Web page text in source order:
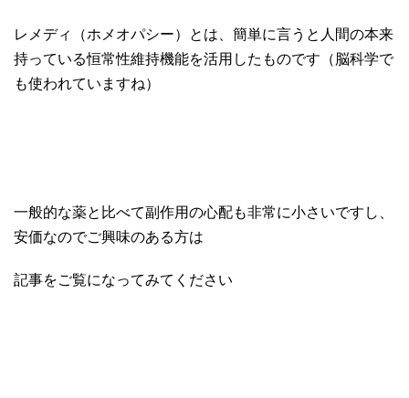
レメディ（ホメオパシー）とは、簡単に言うと人間の本来
持っている恒常性維持機能を活用したものです（脳科学で
も使われていますね）
一般的な薬と比べて副作用の心配も非常に小さいですし、
安価なのでご興味のある方は
記事をご覧になってみてください